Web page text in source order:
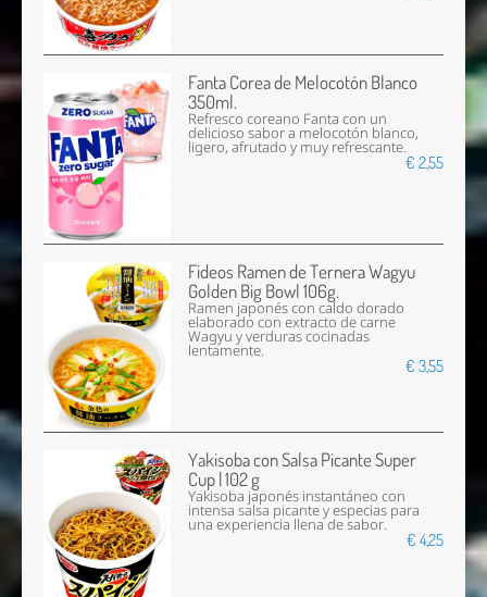
Fanta Corea de Melocotón Blanco
350ml.
Refresco coreano Fanta con un
delicioso sabor a melocotón blanco,
ligero, afrutado y muy refrescante.
€ 2,55
Fideos Ramen de Ternera Wagyu
Golden Big Bowl 106g.
Ramen japonés con caldo dorado
elaborado con extracto de carne
Wagyu y verduras cocinadas
lentamente.
€ 3,55
Yakisoba con Salsa Picante Super
Cup | 102 g
Yakisoba japonés instantáneo con
intensa salsa picante y especias para
una experiencia llena de sabor.
€ 4,25